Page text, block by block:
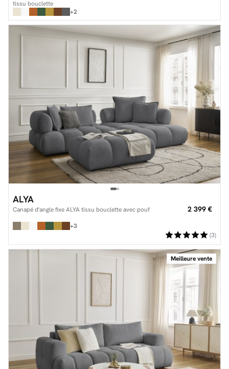
tissu bouclette
+2
ALYA
Canapé d'angle fixe ALYA tissu bouclette avec pouf 2 399 €
+3
(3)
Meilleure vente